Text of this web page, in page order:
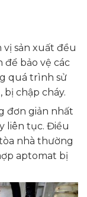
vị sản xuất đều
bảo vệ các
quá trình sử
chập cháy.
đơn giản nhất
liên tục. Điều
nhà thường
aptomat bị